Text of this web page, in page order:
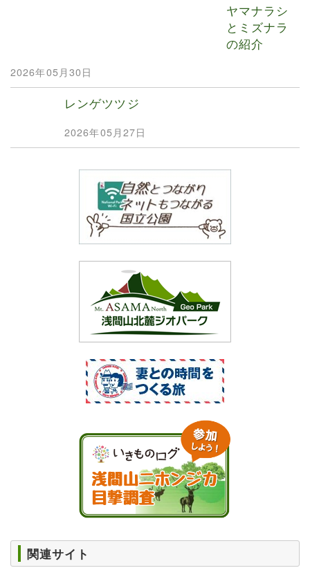
ヤマナラシ
とミズナラ
の紹介
2026年05月30日
レンゲツツジ
2026年05月27日
関連サイト